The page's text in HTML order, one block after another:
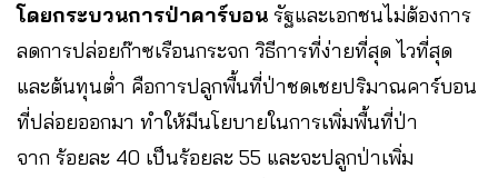
โดยกระบวนการป่าคาร์บอน รัฐและเอกชนไม่ต้องการ
ลดการปล่อยก๊าซเรือนกระจก วิธีการที่ง่ายที่สุด ไวที่สุด
และต้นทุนต่ำ คือการปลูกพื้นที่ป่าชดเชยปริมาณคาร์บอน
ที่ปล่อยออกมา ทำให้มีนโยบายในการเพิ่มพื้นที่ป่า
จาก ร้อยละ 40 เป็นร้อยละ 55 และจะปลูกป่าเพิ่ม